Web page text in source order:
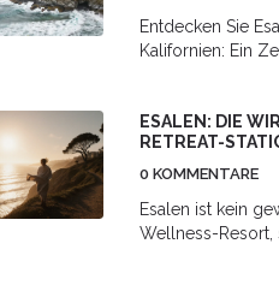
Entdecken Sie
Kalifornien: Ein
heiße Quellen
Massagen.
ESALEN: DIE
RETREAT-
RUHE
0 KOMMENTARE
Esalen ist kein
Wellness-